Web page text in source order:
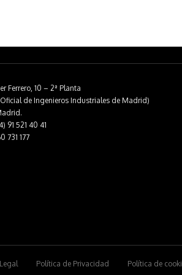
Ferrero, 10 – 2ª Planta
de Ingenieros Industriales de Madrid)
91 521 40 41
731 177
Política de Privacidad Política de